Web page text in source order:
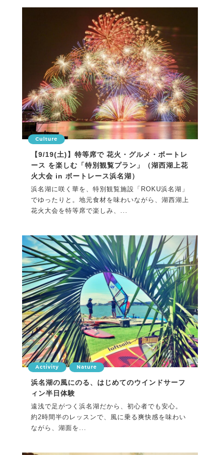
Culture
【9/19(土)】特等席で 花火・グルメ・ボートレ
ース を楽しむ「特別観覧プラン」（湖西湖上花
火大会 in ボートレース浜名湖）
浜名湖に咲く華を、特別観覧施設「ROKU浜名湖」
でゆったりと。地元食材を味わいながら、湖西湖上
花火大会を特等席で楽しみ、...
Activity Nature
浜名湖の風にのる、はじめてのウインドサーフ
ィン半日体験
遠浅で足がつく浜名湖だから、初心者でも安心。
約2時間半のレッスンで、風に乗る爽快感を味わい
ながら、湖面を...